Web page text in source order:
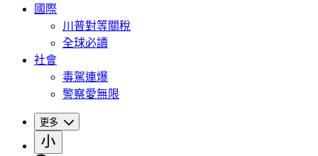
國際
川普對等關稅
全球必讀
社會
毒駕連爆
警察愛無限
更多